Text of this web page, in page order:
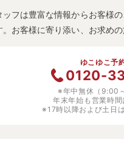
フは豊富な情報からお客様
。お客様に寄り添い、お求め
ゆこゆこ予
0120-
※年中無休（9:00
年末年始も営業時間
※17時以降および土日